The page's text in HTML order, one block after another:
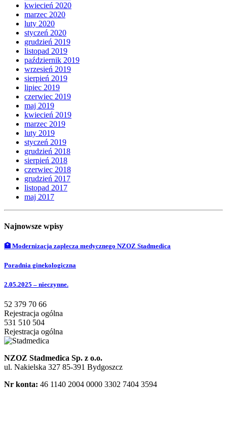
kwiecień 2020
marzec 2020
luty 2020
styczeń 2020
grudzień 2019
listopad 2019
październik 2019
wrzesień 2019
sierpień 2019
lipiec 2019
czerwiec 2019
maj 2019
kwiecień 2019
marzec 2019
luty 2019
styczeń 2019
grudzień 2018
sierpień 2018
czerwiec 2018
grudzień 2017
listopad 2017
maj 2017
Najnowsze wpisy
🏥 Modernizacja zaplecza medycznego NZOZ Stadmedica
Poradnia ginekologiczna
2.05.2025 – nieczynne.
52 379 70 66
Rejestracja ogólna
531 510 504
Rejestracja ogólna
NZOZ Stadmedica Sp. z o.o.
ul. Nakielska 327 85-391 Bydgoszcz
Nr konta: 46 1140 2004 0000 3302 7404 3594